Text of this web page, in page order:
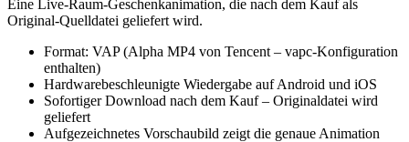
Eine Live-Raum-Geschenkanimation, die nach dem Kauf als
Original-Quelldatei geliefert wird.
Format: VAP (Alpha MP4 von Tencent – vapc-Konfiguration
enthalten)
Hardwarebeschleunigte Wiedergabe auf Android und iOS
Sofortiger Download nach dem Kauf – Originaldatei wird
geliefert
Aufgezeichnetes Vorschaubild zeigt die genaue Animation